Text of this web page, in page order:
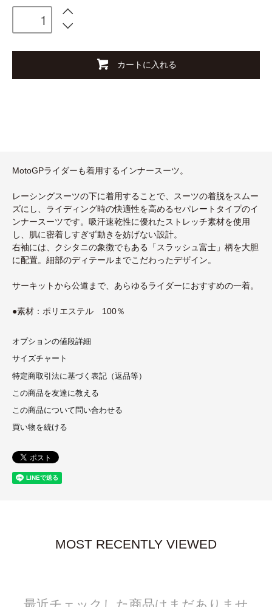
カートに入れる
MotoGPライダーも着用するインナースーツ。
レーシングスーツの下に着用することで、スーツの着脱をスムー
ズにし、ライディング時の快適性を高めるセパレートタイプのイ
ンナースーツです。吸汗速乾性に優れたストレッチ素材を使用
し、肌に密着しすぎず動きを妨げない設計。
右袖には、クシタニの象徴でもある「スラッシュ富士」柄を大胆
に配置。細部のディテールまでこだわったデザイン。
サーキットから公道まで、あらゆるライダーにおすすめの一着。
●素材：ポリエステル 100％
オプションの値段詳細
サイズチャート
特定商取引法に基づく表記（返品等）
この商品を友達に教える
この商品について問い合わせる
買い物を続ける
MOST RECENTLY VIEWED